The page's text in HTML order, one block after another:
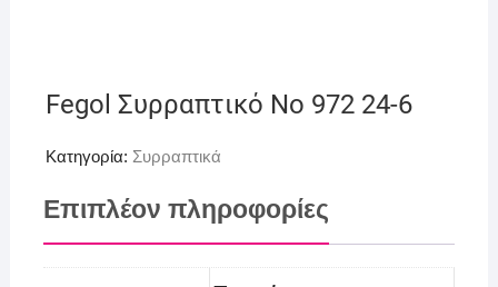
Fegol Συρραπτικό Νο 972 24-6
Κατηγορία: Συρραπτικά
Επιπλέον πληροφορίες